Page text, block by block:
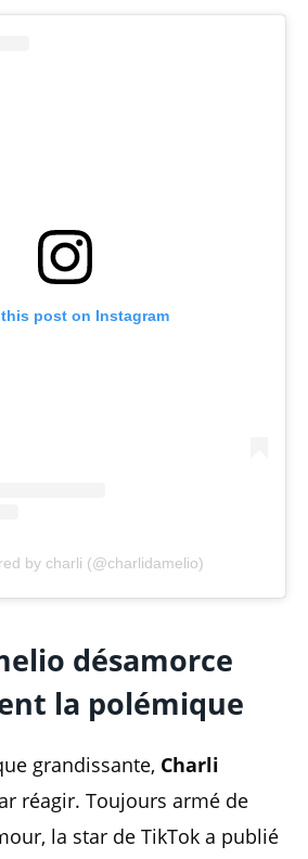
post on Instagram
by charli (@charlidamelio)
désamorce
la polémique
grandissante, Charli
réagir. Toujours armé de
la star de TikTok a publié